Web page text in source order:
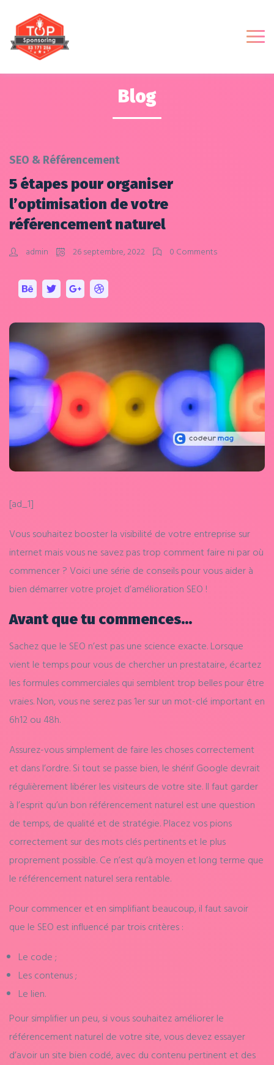
Blog
SEO & Référencement
5 étapes pour organiser
l’optimisation de votre
référencement naturel
admin 26 septembre, 2022 0 Comments
[ad_1]
Vous souhaitez booster la visibilité de votre entreprise sur
internet mais vous ne savez pas trop comment faire ni par où
commencer ? Voici une série de conseils pour vous aider à
bien démarrer votre projet d’amélioration SEO !
Avant que tu commences…
Sachez que le SEO n’est pas une science exacte. Lorsque
vient le temps pour vous de chercher un prestataire, écartez
les formules commerciales qui semblent trop belles pour être
vraies. Non, vous ne serez pas 1er sur un mot-clé important en
6h12 ou 48h.
Assurez-vous simplement de faire les choses correctement
et dans l’ordre. Si tout se passe bien, le shérif Google devrait
régulièrement libérer les visiteurs de votre site. Il faut garder
à l’esprit qu’un bon référencement naturel est une question
de temps, de qualité et de stratégie. Placez vos pions
correctement sur des mots clés pertinents et le plus
proprement possible. Ce n’est qu’à moyen et long terme que
le référencement naturel sera rentable.
Pour commencer et en simplifiant beaucoup, il faut savoir
que le SEO est influencé par trois critères :
Le code ;
Les contenus ;
Le lien.
Pour simplifier un peu, si vous souhaitez améliorer le
référencement naturel de votre site, vous devez essayer
d’avoir un site bien codé, avec du contenu pertinent et des